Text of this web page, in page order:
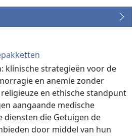
klinische strategieën voor de
en anemie zonder
en ethische standpunt
aangaande medische
diensten die Getuigen de
door middel van hun